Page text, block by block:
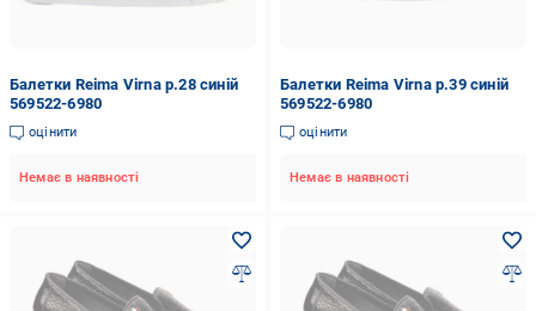
Балетки Reima Virna р.28 синій
569522-6980
оцінити
Немає в наявності
Балетки Reima Virna р.39 синій
569522-6980
оцінити
Немає в наявності